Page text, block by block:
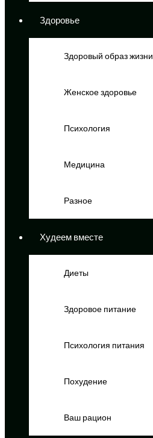
Здоровье
Здоровый образ жизни
Женское здоровье
Психология
Медицина
Разное
Худеем вместе
Диеты
Здоровое питание
Психология питания
Похудение
Ваш рацион